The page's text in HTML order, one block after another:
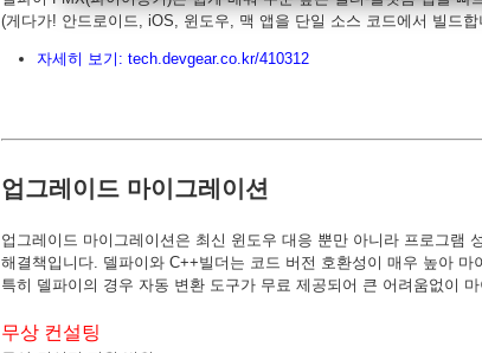
(게다가! 안드로이드, iOS, 윈도우, 맥 앱을 단일 소스 코드에서 빌드합
자세히 보기: tech.devgear.co.kr/410312
업그레이드 마이그레이션
업그레이드 마이그레이션은 최신 윈도우 대응 뿐만 아니라 프로그램
해결책입니다. 델파이와 C++빌더는 코드 버전 호환성이 매우 높아 마
특히 델파이의 경우 자동 변환 도구가 무료 제공되어 큰 어려움없이
무상 컨설팅